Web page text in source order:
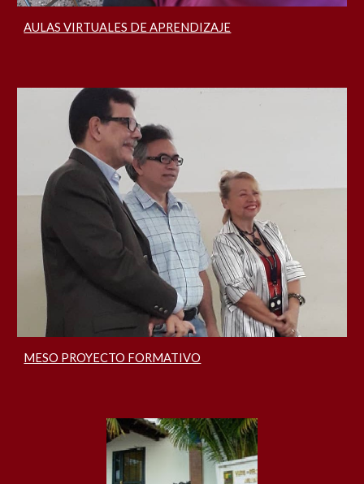
AULAS VIRTUALES DE APRENDIZAJE
MESO PROYECTO FORMATIVO